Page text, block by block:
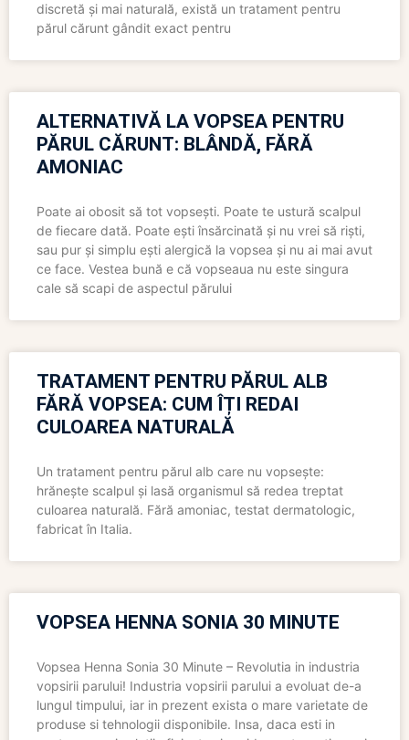
discretă și mai naturală, există un tratament pentru
părul cărunt gândit exact pentru
ALTERNATIVĂ LA VOPSEA PENTRU
PĂRUL CĂRUNT: BLÂNDĂ, FĂRĂ
AMONIAC
Poate ai obosit să tot vopsești. Poate te ustură scalpul
de fiecare dată. Poate ești însărcinată și nu vrei să riști,
sau pur și simplu ești alergică la vopsea și nu ai mai avut
ce face. Vestea bună e că vopseaua nu este singura
cale să scapi de aspectul părului
TRATAMENT PENTRU PĂRUL ALB
FĂRĂ VOPSEA: CUM ÎȚI REDAI
CULOAREA NATURALĂ
Un tratament pentru părul alb care nu vopsește:
hrănește scalpul și lasă organismul să redea treptat
culoarea naturală. Fără amoniac, testat dermatologic,
fabricat în Italia.
VOPSEA HENNA SONIA 30 MINUTE
Vopsea Henna Sonia 30 Minute – Revolutia in industria
vopsirii parului! Industria vopsirii parului a evoluat de-a
lungul timpului, iar in prezent exista o mare varietate de
produse si tehnologii disponibile. Insa, daca esti in